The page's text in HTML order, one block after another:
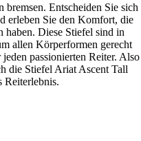
Entscheiden Sie sich
erleben Sie den Komfort, die
haben. Diese Stiefel sind in
allen Körperformen gerecht
passionierten Reiter. Also
die Stiefel Ariat Ascent Tall
Reiterlebnis.